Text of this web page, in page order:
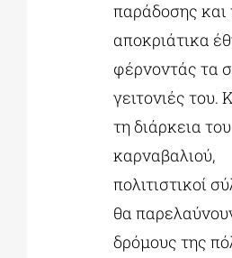
παράδοσης και
αποκριάτικα
φέρνοντάς τα
γειτονιές του.
τη διάρκεια του
καρναβαλιού,
πολιτιστικοί
θα
δρόμους της